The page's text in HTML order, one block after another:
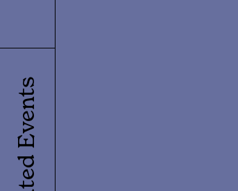
Related Events